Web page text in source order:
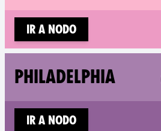
Ir a nodo
PHILADELPHIA
Ir a nodo